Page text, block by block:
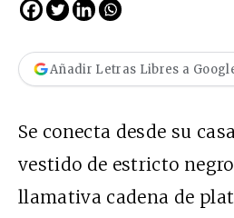
Añadir Letras Libres a
Se conecta desde su
vestido de estricto
llamativa cadena de